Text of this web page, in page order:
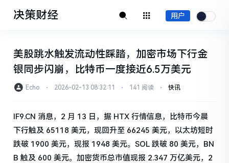
决策财经 用户
美股跳水触发流动性踩踏，加密市场下行金
银同步闪崩，比特币一度接近6.5万美元
Echo ⋅ 2026-02-13 08:32:11 ⋅ 141 阅读 ⋅ 快讯
IF9.CN 消息，2 月 13 日，据 HTX 行情信息，比特币今晨
下行触及 65118 美元，现回升至 66245 美元，以太坊短时
跌破 1900 美元，现报 1948 美元。SOL 跌破 80 美元，BN
B 触及 600 美元。加密货币总市值现报 2.347 万亿美元，2